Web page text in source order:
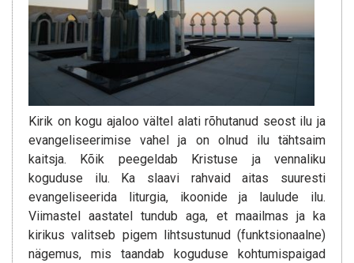
Kirik on kogu ajaloo vältel alati rõhutanud seost ilu ja
evangeliseerimise vahel ja on olnud ilu tähtsaim
kaitsja. Kõik peegeldab Kristuse ja vennaliku
koguduse ilu. Ka slaavi rahvaid aitas suuresti
evangeliseerida liturgia, ikoonide ja laulude ilu.
Viimastel aastatel tundub aga, et maailmas ja ka
kirikus valitseb pigem lihtsustunud (funktsionaalne)
nägemus, mis taandab koguduse kohtumispaigad